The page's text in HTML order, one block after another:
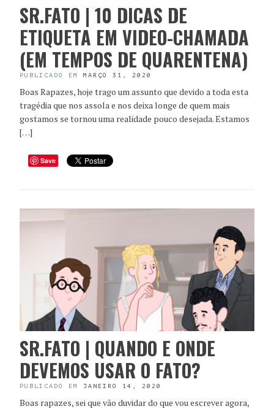
SR.FATO | 10 DICAS DE
ETIQUETA EM VIDEO-CHAMADA
(EM TEMPOS DE QUARENTENA)
PUBLICADO EM MARÇO 31, 2020
Boas Rapazes, hoje trago um assunto que devido a toda esta
tragédia que nos assola e nos deixa longe de quem mais
gostamos se tornou uma realidade pouco desejada. Estamos
[…]
Save
SR.FATO | QUANDO E ONDE
DEVEMOS USAR O FATO?
PUBLICADO EM JANEIRO 14, 2020
Boas rapazes, sei que vão duvidar do que vou escrever agora,